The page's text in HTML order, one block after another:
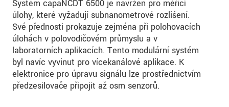
Systém capaNCDT 6500 je navržen pro měřicí
úlohy, které vyžadují subnanometrové rozlišení.
Své přednosti prokazuje zejména při polohovacích
úlohách v polovodičovém průmyslu a v
laboratorních aplikacích. Tento modulární systém
byl navíc vyvinut pro vícekanálové aplikace. K
elektronice pro úpravu signálu lze prostřednictvím
předzesilovače připojit až osm senzorů.